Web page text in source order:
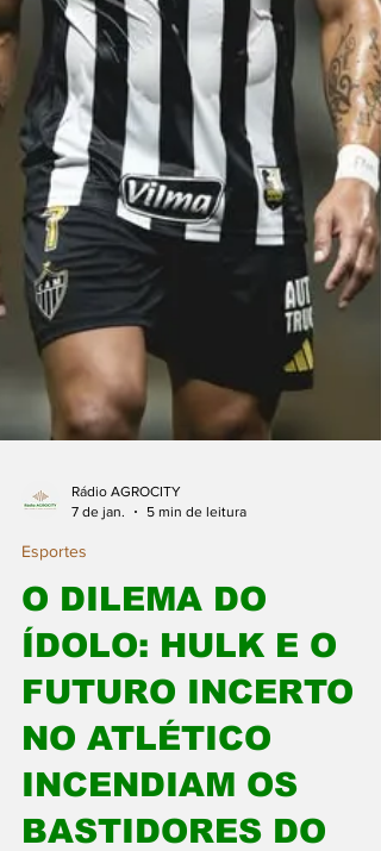
Rádio AGROCITY
7 de jan.
5 min de leitura
Esportes
O DILEMA DO